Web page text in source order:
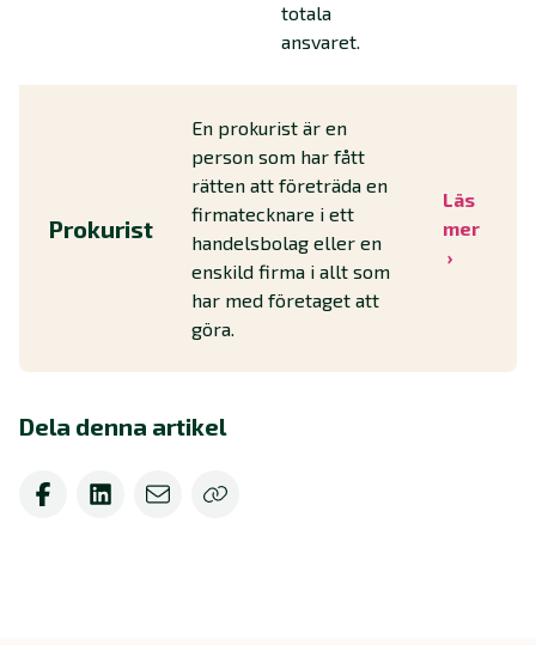
totala
ansvaret.
Prokurist
En prokurist är en
person som har fått
rätten att företräda en
firmatecknare i ett
handelsbolag eller en
enskild firma i allt som
har med företaget att
göra.
Läs
mer
Dela denna artikel